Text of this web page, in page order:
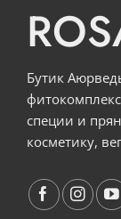
Бутик
специи и
косметику,